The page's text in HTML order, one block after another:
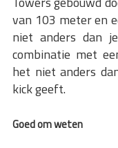
van 103 meter en
niet anders dan
combinatie met
het niet anders
kick geeft.
Goed om weten